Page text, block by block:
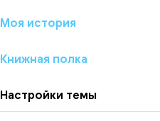
Моя история
Книжная полка
Настройки темы